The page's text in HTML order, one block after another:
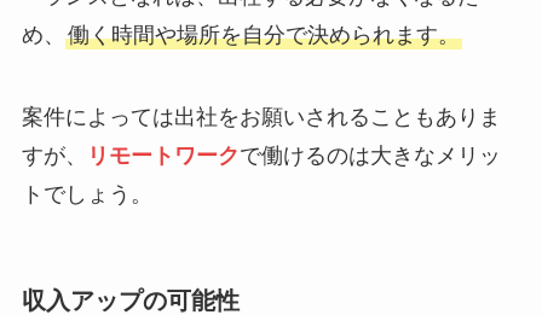
め、 働く時間や場所を自分で決められます。
案件によっては出社をお願いされることもありま
すが、
リモートワークで働けるのは大きなメリッ
トでしょう。
収入アップの可能性